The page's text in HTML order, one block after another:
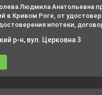
Людмила Анатольевна
в Кривом Роге, от
ипотеки,
копий и подписей, до
и наследства.
р-н, вул. Церковна 3